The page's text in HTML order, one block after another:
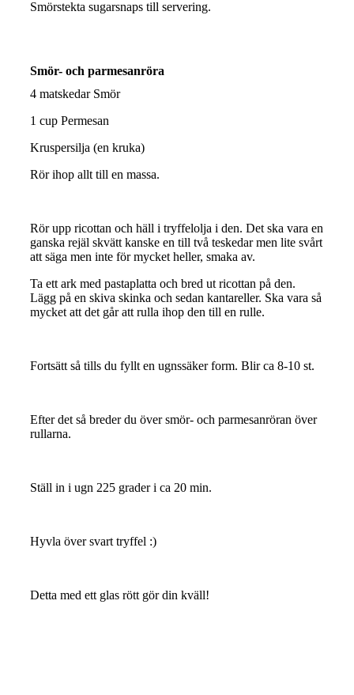
Smörstekta sugarsnaps till servering.
Smör- och parmesanröra
4 matskedar Smör
1 cup Permesan
Kruspersilja (en kruka)
Rör ihop allt till en massa.
Rör upp ricottan och häll i tryffelolja i den. Det ska vara en
ganska rejäl skvätt kanske en till två teskedar men lite svårt
att säga men inte för mycket heller, smaka av.
Ta ett ark med pastaplatta och bred ut ricottan på den.
Lägg på en skiva skinka och sedan kantareller. Ska vara så
mycket att det går att rulla ihop den till en rulle.
Fortsätt så tills du fyllt en ugnssäker form. Blir ca 8-10 st.
Efter det så breder du över smör- och parmesanröran över
rullarna.
Ställ in i ugn 225 grader i ca 20 min.
Hyvla över svart tryffel :)
Detta med ett glas rött gör din kväll!